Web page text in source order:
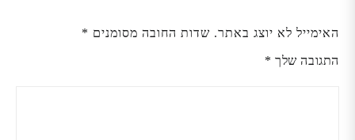
האימייל לא יוצג באתר. שדות החובה מסומנים *
התגובה שלך *